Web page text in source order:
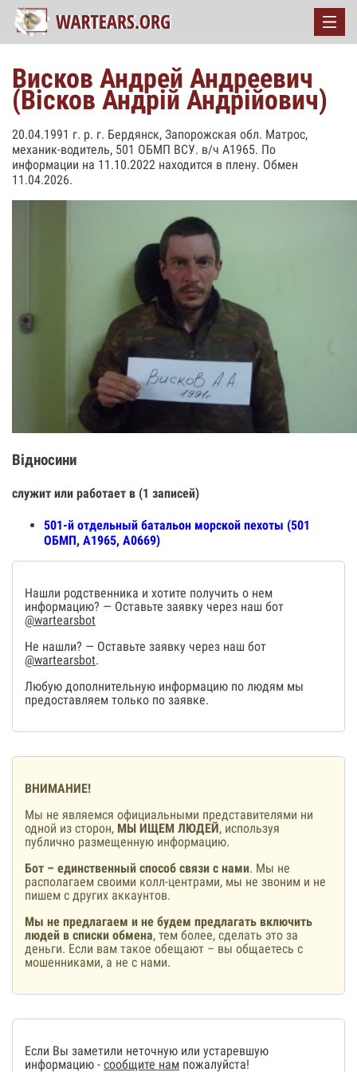
Висков Андрей Андреевич
(Вісков Андрій Андрійович)
20.04.1991 г. р. г. Бердянск, Запорожская обл. Матрос,
механик-водитель, 501 ОБМП ВСУ. в/ч А1965. По
информации на 11.10.2022 находится в плену. Обмен
11.04.2026.
Відносини
служит или работает в (1 записей)
501-й отдельный батальон морской пехоты (501
ОБМП, А1965, А0669)
Нашли родственника и хотите получить о нем
информацию? — Оставьте заявку через наш бот
@wartearsbot
Не нашли? — Оставьте заявку через наш бот
@wartearsbot.
Любую дополнительную информацию по людям мы
предоставляем только по заявке.
ВНИМАНИЕ!
Мы не являемся официальными представителями ни
одной из сторон, МЫ ИЩЕМ ЛЮДЕЙ, используя
публично размещенную информацию.
Бот – единственный способ связи с нами. Мы не
располагаем своими колл-центрами, мы не звоним и не
пишем с других аккаунтов.
Мы не предлагаем и не будем предлагать включить
людей в списки обмена, тем более, сделать это за
деньги. Если вам такое обещают – вы общаетесь с
мошенниками, а не с нами.
Если Вы заметили неточную или устаревшую
информацию - сообщите нам пожалуйста!